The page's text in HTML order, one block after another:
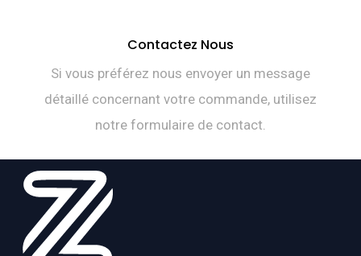
Contactez Nous
Si vous préférez nous envoyer un message
détaillé concernant votre commande, utilisez
notre formulaire de contact.